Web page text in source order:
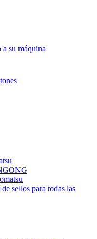
su máquina
sellos para todas las